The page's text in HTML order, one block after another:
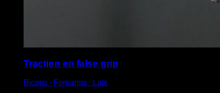
Traction en false grip
Biceps ∙ Forearms ∙ Lats